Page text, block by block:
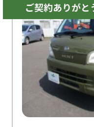
ご契約ありがと